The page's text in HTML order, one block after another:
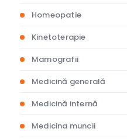
Homeopatie
Kinetoterapie
Mamografii
Medicină generală
Medicină internă
Medicina muncii